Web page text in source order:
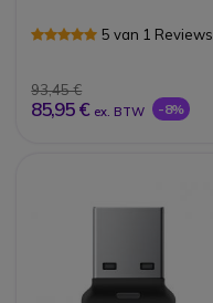
5 van 1 Reviews
93,45 €
85,95 € ex. BTW -8%